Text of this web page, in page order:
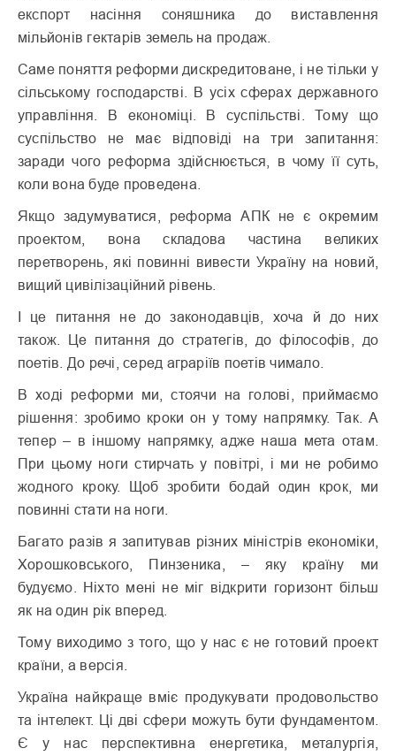
експорт насіння соняшника до виставлення
мільйонів гектарів земель на продаж.
Саме поняття реформи дискредитоване, і не тільки у
сільському господарстві. В усіх сферах державного
управління. В економіці. В суспільстві. Тому що
суспільство не має відповіді на три запитання:
заради чого реформа здійснюється, в чому її суть,
коли вона буде проведена.
Якщо задумуватися, реформа АПК не є окремим
проектом, вона складова частина великих
перетворень, які повинні вивести Україну на новий,
вищий цивілізаційний рівень.
І це питання не до законодавців, хоча й до них
також. Це питання до стратегів, до філософів, до
поетів. До речі, серед аграріїв поетів чимало.
В ході реформи ми, стоячи на голові, приймаємо
рішення: зробимо кроки он у тому напрямку. Так. А
тепер – в іншому напрямку, адже наша мета отам.
При цьому ноги стирчать у повітрі, і ми не робимо
жодного кроку. Щоб зробити бодай один крок, ми
повинні стати на ноги.
Багато разів я запитував різних міністрів економіки,
Хорошковського, Пинзеника, – яку країну ми
будуємо. Ніхто мені не міг відкрити горизонт більш
як на один рік вперед.
Тому виходимо з того, що у нас є не готовий проект
країни, а версія.
Україна найкраще вміє продукувати продовольство
та інтелект. Ці дві сфери можуть бути фундаментом.
Є у нас перспективна енергетика, металургія,